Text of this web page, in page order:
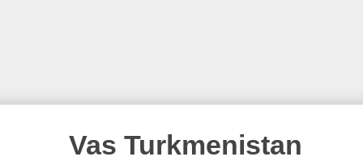
Vas Turkmenistan